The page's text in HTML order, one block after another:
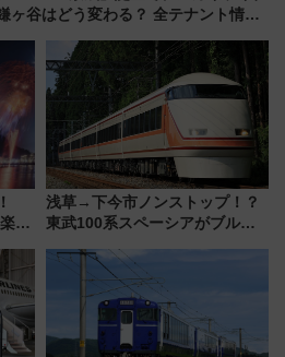
ヶ谷はどう変わる？ 全テナント情報
し
浅草→下今市ノンストップ！？
東武100系スペーシアがブルー
ー当時の停車駅」を再現 運転
時刻や特急券の買い方を紹介